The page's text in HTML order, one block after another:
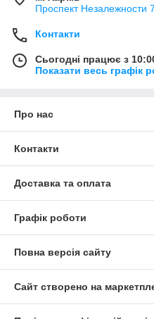
Проспект Незалежности
Контакти
Сьогодні працює з
Показати весь графік
Про нас
Контакти
Доставка та оплата
Графік роботи
Повна версія сайту
Сайт створено на